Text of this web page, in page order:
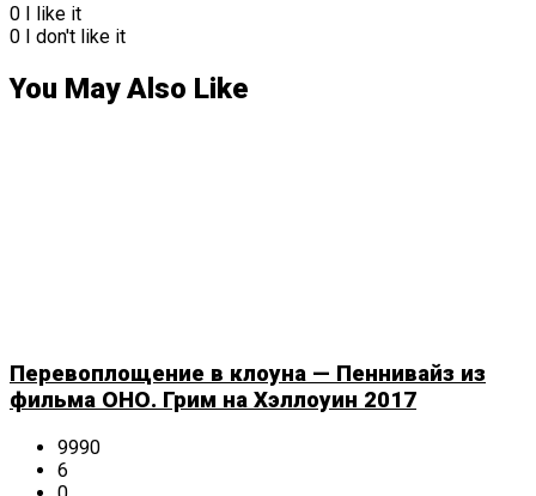
0 I like it
0 I don't like it
You May Also Like
Перевоплощение в клоуна — Пеннивайз из
фильма ОНО. Грим на Хэллоуин 2017
9990
6